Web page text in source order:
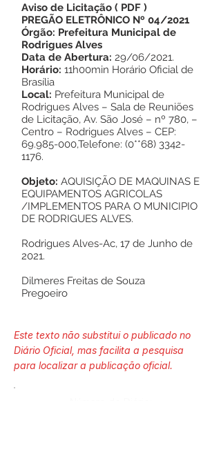
Aviso de Licitação ( PDF )
PREGÃO ELETRÔNICO Nº 04/2021
Órgão: Prefeitura Municipal de
Rodrigues Alves
Data de Abertura: 29/06/2021.
Horário: 11h00min Horário Oficial de
Brasília
Local: Prefeitura Municipal de
Rodrigues Alves – Sala de Reuniões
de Licitação, Av. São José – nº 780, –
Centro – Rodrigues Alves – CEP:
69.985-000,Telefone: (0**68) 3342-
1176.
Objeto: AQUISIÇÃO DE MAQUINAS E
EQUIPAMENTOS AGRICOLAS
/IMPLEMENTOS PARA O MUNICIPIO
DE RODRIGUES ALVES.
Rodrigues Alves-Ac, 17 de Junho de
2021.
Dilmeres Freitas de Souza
Pregoeiro
Este texto não substitui o publicado no
Diário Oficial, mas facilita a pesquisa
para localizar a publicação oficial.